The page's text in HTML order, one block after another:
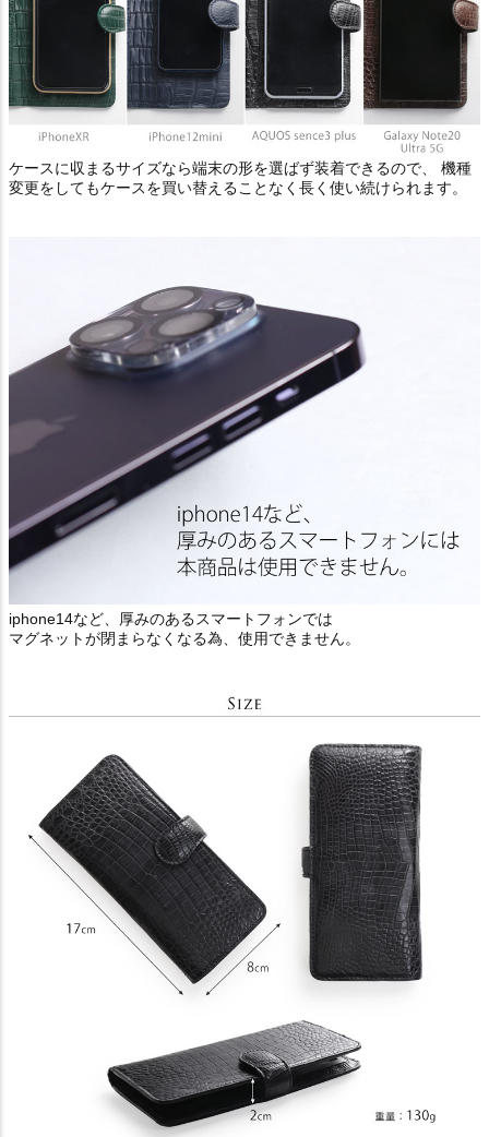
ケースに収まるサイズなら端末の形を選ばず装着できるので、 機種
変更をしてもケースを買い替えることなく長く使い続けられます。
iphone14など、厚みのあるスマートフォンでは
マグネットが閉まらなくなる為、使用できません。